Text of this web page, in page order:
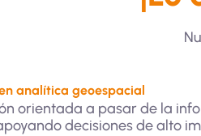
analítica geoespacial
orientada a pasar de la
decisiones de alto